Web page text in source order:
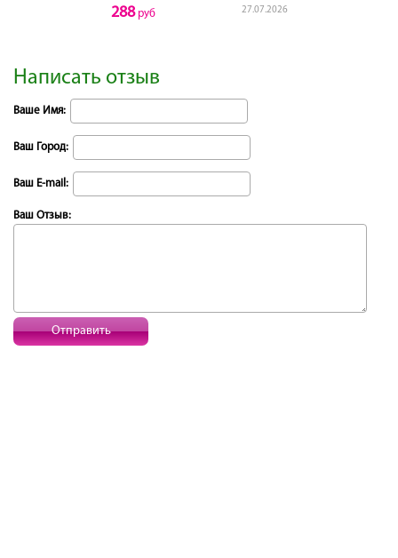
27.07.2026
288руб
Написать отзыв
Ваше Имя:
Ваш Город:
Ваш E-mail:
Ваш Отзыв:
Отправить